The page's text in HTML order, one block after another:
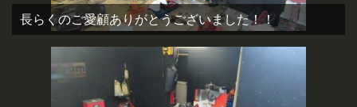
長らくのご愛顧ありがとうございました！！